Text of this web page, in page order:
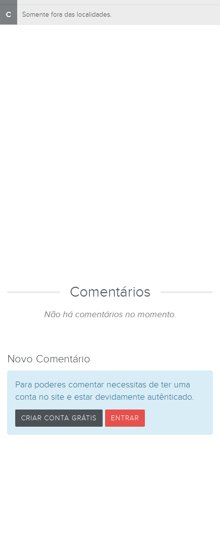
C Somente fora das localidades.
Comentários
Não há comentários no momento.
Novo Comentário
Para poderes comentar necessitas de ter uma
conta no site e estar devidamente autênticado.
CRIAR CONTA GRÁTIS ENTRAR